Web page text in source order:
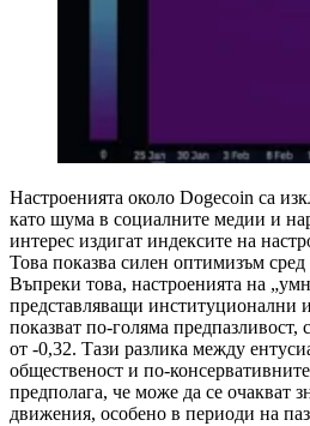
Настроенията около Dogecoin са
като шума в социалните медии и
интерес издигат индексите на
Това показва силен оптимизъм
Въпреки това, настроенията на
представляващи институционални
показват по-голяма предпазливост,
от -0,32. Тази разлика между
общественост и по-
предполага, че може да се очакват
движения, особено в периоди на